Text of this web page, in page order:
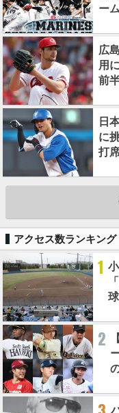
ー
広
用
前
日
に
打
アクセス数ランキング
1
2